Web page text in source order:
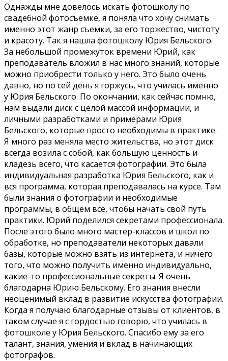
Однажды мне довелось искать фотошколу по
свадебной фотосъемке, я поняла что хочу снимать
именно этот жанр съемки, за его торжество, чистоту
и красоту. Так я нашла фотошколу Юрия Бельского.
За небольшой промежуток времени Юрий, как
преподаватель вложил в нас много знаний, которые
можно приобрести только у него. Это было очень
давно, но по сей день я горжусь, что училась именно
у Юрия Бельского. По окончании, как сейчас помню,
нам выдали диск с целой массой информации, и
личными разработками и примерами Юрия
Бельского, которые просто необходимы в практике.
Я много раз меняла место жительства, но этот диск
всегда возила с собой, как большую ценность и
кладезь всего, что касается фотографии. Это была
индивидуальная разработка Юрия Бельского, как и
вся программа, которая преподавалась на курсе. Там
были знания о фотографии и необходимые
программы, в общем все, чтобы начать свой путь
практики. Юрий поделился секретами профессионала.
После этого было много мастер-классов и школ по
обработке, но преподаватели некоторых давали
базы, которые можно взять из интернета, и ничего
того, что можно получить именно индивидуально,
какие-то профессиональные секреты. Я очень
благодарна Юрию Бельскому. Его знания внесли
неоценимый вклад в развитие искусства фотографии.
Когда я получаю благодарные отзывы от клиентов, в
таком случае я с гордостью говорю, что училась в
фотошколе у Юрия Бельского. Спасибо ему за его
талант, знания, умения и вклад в начинающих
фотографов.